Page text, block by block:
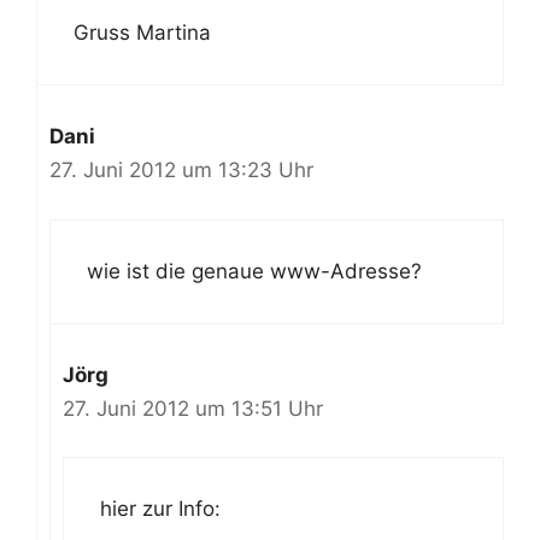
Gruss Martina
Dani
27. Juni 2012 um 13:23 Uhr
wie ist die genaue www-Adresse?
Jörg
27. Juni 2012 um 13:51 Uhr
hier zur Info: